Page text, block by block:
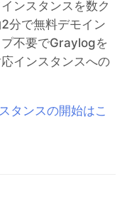
ンスタンスを数ク
分で無料デモイン
不要でGraylogを
インスタンスへの
タンスの開始はこ